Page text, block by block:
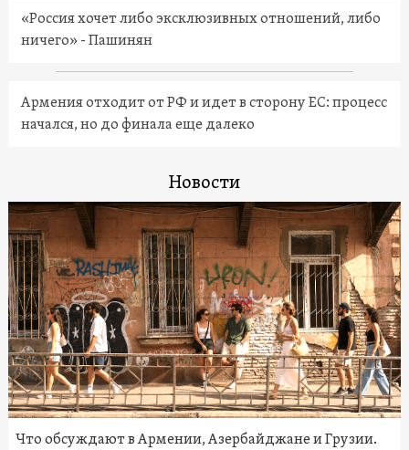
«Россия хочет либо эксклюзивных отношений, либо
ничего» - Пашинян
Армения отходит от РФ и идет в сторону ЕС: процесс
начался, но до финала еще далеко
Новости
Что обсуждают в Армении, Азербайджане и Грузии.